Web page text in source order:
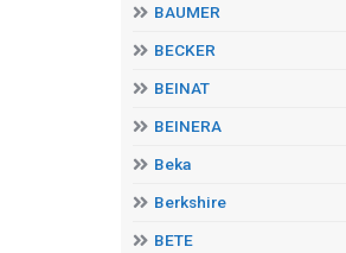
BAUMER
BECKER
BEINAT
BEINERA
Beka
Berkshire
BETE